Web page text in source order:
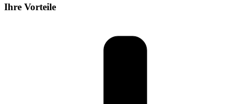
Ihre Vorteile